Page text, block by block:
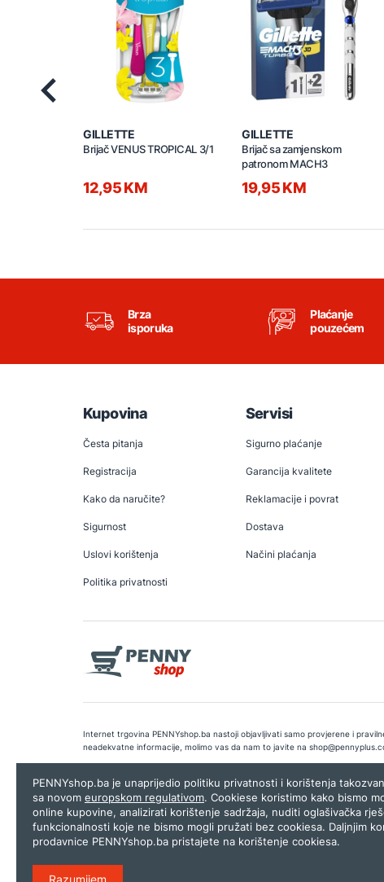
GILLETTE
Brijač VENUS TROPICAL 3/1
12,95 KM
GILLETTE
Brijač sa zamjenskom
patronom MACH3
19,95 KM
Brza
isporuka
Plaćanje
pouzećem
Kupovina
Česta pitanja
Registracija
Kako da naručite?
Sigurnost
Uslovi korištenja
Politika privatnosti
Servisi
Sigurno plaćanje
Garancija kvalitete
Reklamacije i povrat
Dostava
Načini plaćanja
Internet trgovina PENNYshop.ba nastoji objavljivati samo provjerene i
neadekvatne informacije, molimo vas da nam to javite na
Copyright © 2026.Penny plus d.o.o. Sarajevo.Dizajn i programiranje:
PENNYshop.ba je unaprijedio politiku privatnosti i korištenja
sa novom europskom regulativom. Cookiese koristimo kako bismo
online kupovine, analizirati korištenje sadržaja, nuditi oglašivačka
funkcionalnosti koje ne bismo mogli pružati bez cookiesa. Daljnjim
prodavnice PENNYshop.ba pristajete na korištenje cookiesa.
Razumijem